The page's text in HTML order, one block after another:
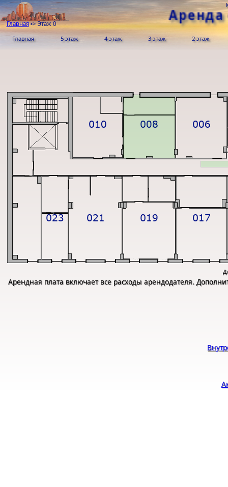
Главная▫>Этаж 0
Главная 5 этаж 4 этаж 3 этаж 2 этаж
Арендная плата включает все расходы арендодателя.